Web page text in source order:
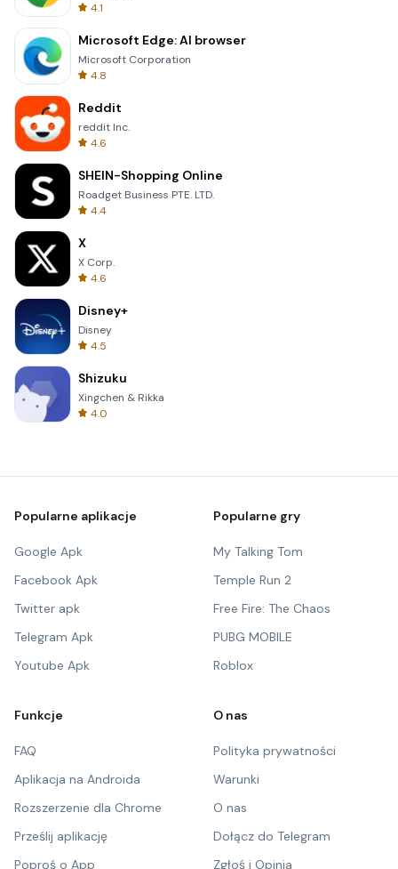
4.1
Microsoft Edge: AI browser
Microsoft Corporation
4.8
Reddit
reddit Inc.
4.6
SHEIN-Shopping Online
Roadget Business PTE. LTD.
4.4
X
X Corp.
4.6
Disney+
Disney
4.5
Shizuku
Xingchen & Rikka
4.0
Popularne aplikacje
Google Apk
Facebook Apk
Twitter apk
Telegram Apk
Youtube Apk
Popularne gry
My Talking Tom
Temple Run 2
Free Fire: The Chaos
PUBG MOBILE
Roblox
Funkcje
FAQ
Aplikacja na Androida
Rozszerzenie dla Chrome
Prześlij aplikację
Poproś o App
O nas
Polityka prywatności
Warunki
O nas
Dołącz do Telegram
Zgłoś i Opinia